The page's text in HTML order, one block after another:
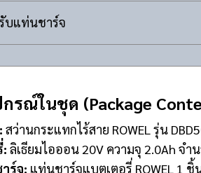
บแท่นชาร์จ
รณ์ในชุด (Package
สว่านกระแทกไร้สาย ROWEL รุ่น
: ลิเธียมไอออน 20V ความจุ 2.0Ah จ
ร์จ: แท่นชาร์จแบตเตอรี่ ROWEL 1 ชิ้